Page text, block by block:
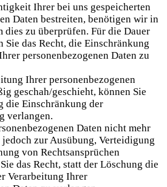
Ihrer bei uns gespeicherten
Daten bestreiten, benötigen wir in
dies zu überprüfen. Für die Dauer
Sie das Recht, die Einschränkung
personenbezogenen Daten zu
Ihrer personenbezogenen
geschah/geschieht, können Sie
die Einschränkung der
verlangen.
Daten nicht mehr
zur Ausübung, Verteidigung
von Rechtsansprüchen
das Recht, statt der Löschung die
Verarbeitung Ihrer